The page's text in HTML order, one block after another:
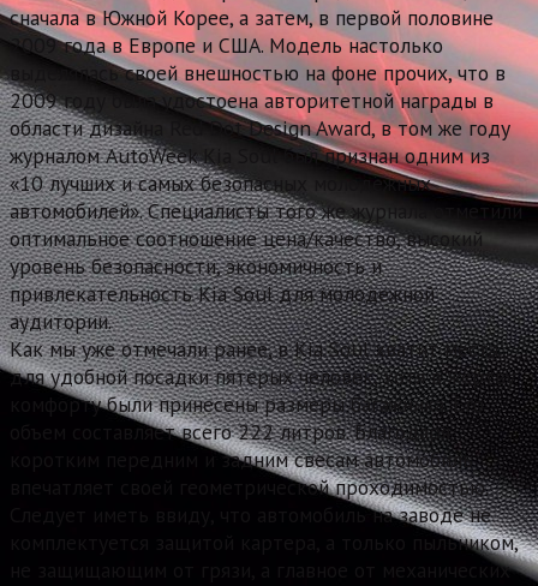
сначала в Южной Корее, а затем, в первой половине
2009 года в Европе и США. Модель настолько
выделялась своей внешностью на фоне прочих, что в
2009 году была удостоена авторитетной награды в
области дизайна Red Dot Design Award, в том же году
журналом AutoWeek Kia Soul был признан одним из
«10 лучших и самых безопасных молодёжных
автомобилей». Специалисты того же журнала отметили
оптимальное соотношение цена/качество, высокий
уровень безопасности, экономичность и
привлекательность Kia Soul для молодежной
аудитории.
Как мы уже отмечали ранее, в Kia Soul хватит места
для удобной посадки пятерых человек, хотя в жертву
комфорту были принесены размеры багажника. Его
объем составляет всего 222 литров. Благодаря
коротким передним и задним свесам автомобиль
впечатляет своей геометрической проходимостью.
Следует иметь ввиду, что автомобиль на заводе не
комплектуется защитой картера, а только пыльником,
не защищающим от грязи, а главное от механических